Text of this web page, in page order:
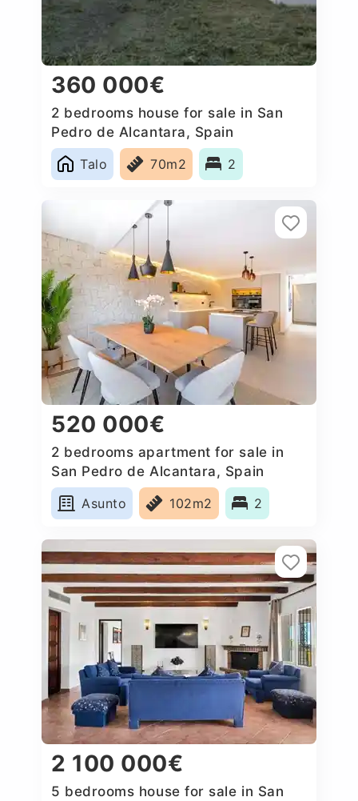
360 000€
2 bedrooms house for sale in San
Pedro de Alcantara, Spain
Talo
70m2 2
520 000€
2 bedrooms apartment for sale in
San Pedro de Alcantara, Spain
Asunto
102m2 2
2 100 000€
5 bedrooms house for sale in San